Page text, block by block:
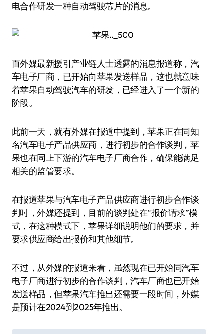
电合作研发一种自动驾驶芯片的消息。
而外媒最新援引产业链人士透露的消息报道称，汽
车电子厂商，已开始向苹果发送样品，这也就意味
着苹果自动驾驶汽车的研发，已经进入了一个新的
阶段。
此前一天，就有外媒在报道中提到，苹果正在同知
名汽车电子产品供应商，进行初步的合作谈判，苹
果也在同上下游的汽车电子厂商合作，确保能满足
相关的监管要求。
在报道苹果与汽车电子产品供应商进行初步合作谈
判时，外媒还提到，目前的谈判处在“报价请求”模
式，在这种模式下，苹果详细说明他们的要求，并
要求供应商给出报价和其他细节。
不过，从外媒的报道来看，虽然现在已开始同汽车
电子厂商进行初步的合作谈判，汽车厂商也已开始
发送样品，但苹果汽车推出还需要一段时间，外媒
是预计在2024到2025年推出。